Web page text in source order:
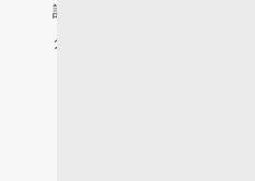
証券税制
クーポンサービス